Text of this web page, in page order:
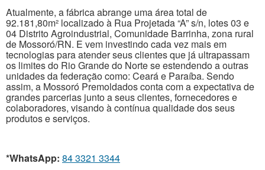
Atualmente, a fábrica abrange uma área total de
92.181,80m² localizado à Rua Projetada “A” s/n, lotes 03 e
04 Distrito Agroindustrial, Comunidade Barrinha, zona rural
de Mossoró/RN. E vem investindo cada vez mais em
tecnologias para atender seus clientes que já ultrapassam
os limites do Rio Grande do Norte se estendendo a outras
unidades da federação como: Ceará e Paraíba. Sendo
assim, a Mossoró Premoldados conta com a expectativa de
grandes parcerias junto a seus clientes, fornecedores e
colaboradores, visando à contínua qualidade dos seus
produtos e serviços.
*WhatsApp: 84 3321 3344